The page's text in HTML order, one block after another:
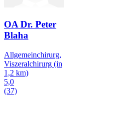
OA Dr. Peter
Blaha
Allgemeinchirurg,
Viszeralchirurg (in
1,2 km)
5,0
(37)